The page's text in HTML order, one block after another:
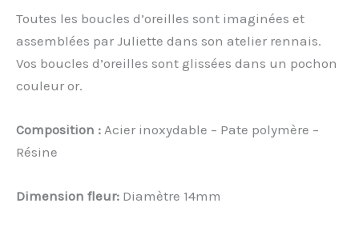
Toutes les boucles d’oreilles sont imaginées et
assemblées par Juliette dans son atelier rennais.
Vos boucles d’oreilles sont glissées dans un pochon
couleur or.
Composition : Acier inoxydable – Pate polymère –
Résine
Dimension fleur: Diamètre 14mm